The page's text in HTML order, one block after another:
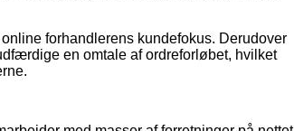
forhandlerens kundefokus. Derudover
en omtale af ordreforløbet, hvilket